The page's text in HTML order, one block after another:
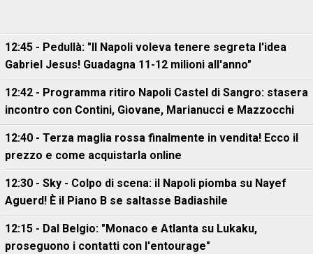
12:45 - Pedullà: "Il Napoli voleva tenere segreta l'idea
Gabriel Jesus! Guadagna 11-12 milioni all'anno"
12:42 - Programma ritiro Napoli Castel di Sangro: stasera
incontro con Contini, Giovane, Marianucci e Mazzocchi
12:40 - Terza maglia rossa finalmente in vendita! Ecco il
prezzo e come acquistarla online
12:30 - Sky - Colpo di scena: il Napoli piomba su Nayef
Aguerd! È il Piano B se saltasse Badiashile
12:15 - Dal Belgio: "Monaco e Atlanta su Lukaku,
proseguono i contatti con l'entourage"